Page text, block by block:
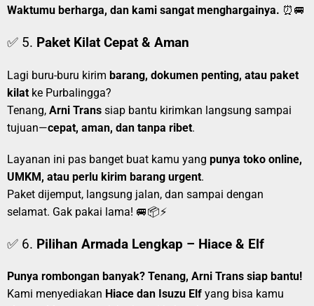
Waktumu berharga, dan kami sangat menghargainya. ⏰🚐
✅ 5. Paket Kilat Cepat & Aman
Lagi buru-buru kirim barang, dokumen penting, atau paket
kilat ke Purbalingga?
Tenang, Arni Trans siap bantu kirimkan langsung sampai
tujuan—cepat, aman, dan tanpa ribet.
Layanan ini pas banget buat kamu yang punya toko online,
UMKM, atau perlu kirim barang urgent.
Paket dijemput, langsung jalan, dan sampai dengan
selamat. Gak pakai lama! 🚐📦⚡
✅ 6. Pilihan Armada Lengkap – Hiace & Elf
Punya rombongan banyak? Tenang, Arni Trans siap bantu!
Kami menyediakan Hiace dan Isuzu Elf yang bisa kamu